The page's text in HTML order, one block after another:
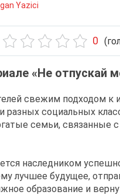
Yazici
0
«Не отпускай
свежим подходом к
социальных
семьи, связанные
наследником
лучшее будущее,
образование и